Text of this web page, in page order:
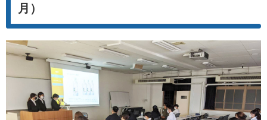
月）